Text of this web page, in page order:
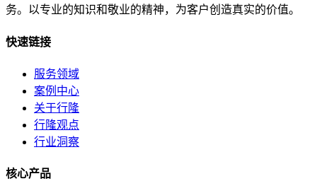
务。以专业的知识和敬业的精神，为客户创造真实的价值。
快速链接
服务领域
案例中心
关于行隆
行隆观点
行业洞察
核心产品